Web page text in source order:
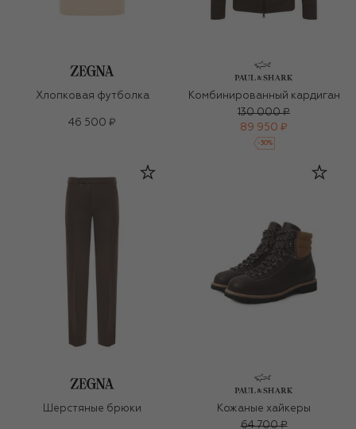
Хлопковая футболка
46 500 ₽
Комбинированный кардиган
130 000 ₽
89 950 ₽
-30%
Шерстяные брюки
Кожаные хайкеры
64 700 ₽